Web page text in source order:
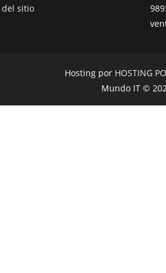
del sitio
Hosting por HOSTING
Mundo IT ©